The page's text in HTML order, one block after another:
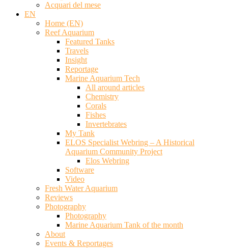
Acquari del mese
EN
Home (EN)
Reef Aquarium
Featured Tanks
Travels
Insight
Reportage
Marine Aquarium Tech
All around articles
Chemistry
Corals
Fishes
Invertebrates
My Tank
ELOS Specialist Webring – A Historical
Aquarium Community Project
Elos Webring
Software
Video
Fresh Water Aquarium
Reviews
Photography
Photography
Marine Aquarium Tank of the month
About
Events & Reportages